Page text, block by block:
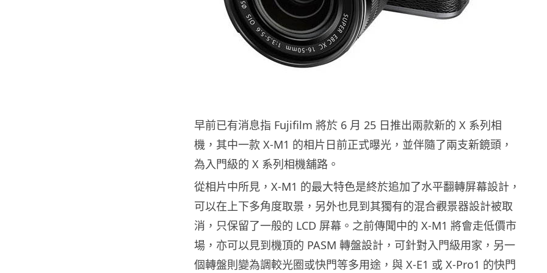
早前已有消息指 Fujifilm 將於 6 月 25 日推出兩款新的 X 系列相
機，其中一款 X-M1 的相片日前正式曝光，並伴隨了兩支新鏡頭，
為入門級的 X 系列相機舖路。
從相片中所見，X-M1 的最大特色是終於追加了水平翻轉屏幕設計，
可以在上下多角度取景，另外也見到其獨有的混合觀景器設計被取
消，只保留了一般的 LCD 屏幕。之前傳聞中的 X-M1 將會走低價市
場，亦可以見到機頂的 PASM 轉盤設計，可針對入門級用家，另一
個轉盤則變為調較光圈或快門等多用途，與 X-E1 或 X-Pro1 的快門